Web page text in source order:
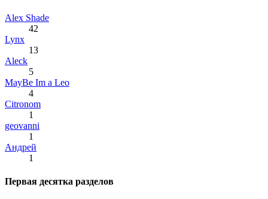
Alex Shade
42
Lynx
13
Aleck
5
MayBe Im a Leo
4
Citronom
1
geovanni
1
Андрей
1
Первая десятка разделов